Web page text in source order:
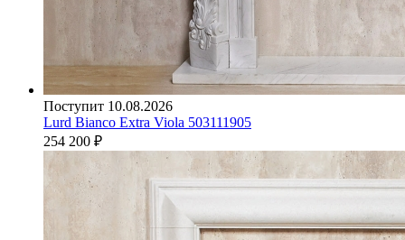
Поступит 10.08.2026
Lurd Bianco Extra Viola 503111905
254 200 ₽